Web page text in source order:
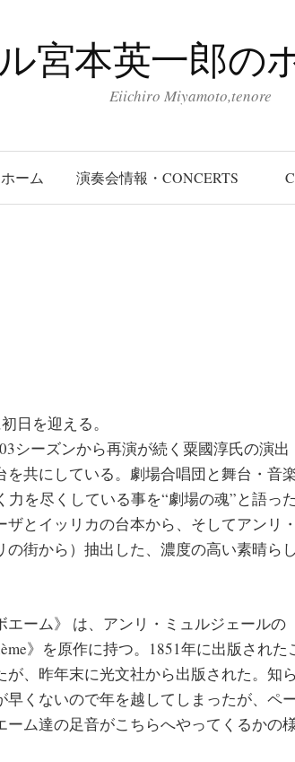
宮本英一郎の
Eiichiro Miyamoto,tenore
ホーム 演奏会情報・CONCERTS
日を迎える。
シーズンから再演が続く粟國淳氏の演出
共にしている。劇場合唱団と舞台・音
を尽くしている事を“劇場の魂”と語っ
とイッリカの台本から、そしてアンリ
街から）抽出した、濃度の高い素晴ら
ーム》 は、アンリ・ミュルジェールの
》を原作に持つ。1851年に出版された
、昨年末に光文社から出版された。知
くないので年を越してしまったが、ペ
ム達の足音がこちらへやってくるかの